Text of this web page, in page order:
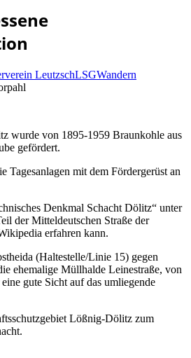
LeutzschLSGWandern
wurde von 1895-1959 Braunkohle aus
gefördert.
Tagesanlagen mit dem Fördergerüst an
Denkmal Schacht Dölitz“ unter
der Mitteldeutschen Straße der
erfahren kann.
(Haltestelle/Linie 15) gegen
ehemalige Müllhalde Leinestraße, von
gute Sicht auf das umliegende
Lößnig-Dölitz zum